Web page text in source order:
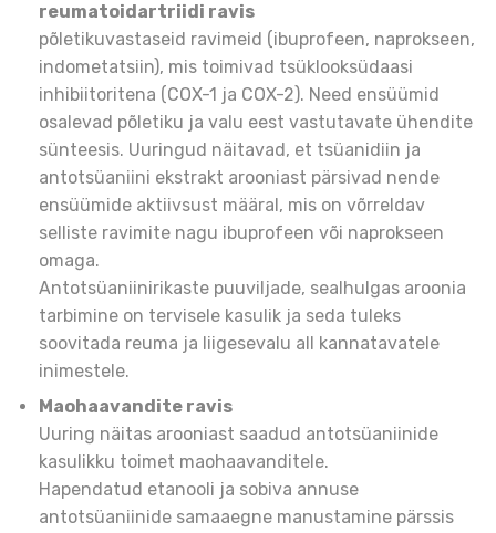
reumatoidartriidi ravis
põletikuvastaseid ravimeid (ibuprofeen, naprokseen,
indometatsiin), mis toimivad tsüklooksüdaasi
inhibiitoritena (COX-1 ja COX-2). Need ensüümid
osalevad põletiku ja valu eest vastutavate ühendite
sünteesis. Uuringud näitavad, et tsüanidiin ja
antotsüaniini ekstrakt arooniast pärsivad nende
ensüümide aktiivsust määral, mis on võrreldav
selliste ravimite nagu ibuprofeen või naprokseen
omaga.
Antotsüaniinirikaste puuviljade, sealhulgas aroonia
tarbimine on tervisele kasulik ja seda tuleks
soovitada reuma ja liigesevalu all kannatavatele
inimestele.
Maohaavandite ravis
Uuring näitas arooniast saadud antotsüaniinide
kasulikku toimet maohaavanditele.
Hapendatud etanooli ja sobiva annuse
antotsüaniinide samaaegne manustamine pärssis